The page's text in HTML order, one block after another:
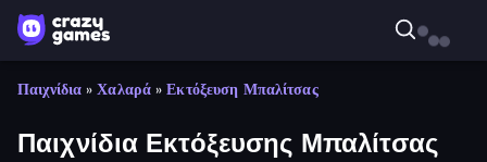
Παιχνίδια » Χαλαρά » Εκτόξευση Μπαλίτσας
Παιχνίδια Εκτόξευσης Μπαλίτσας